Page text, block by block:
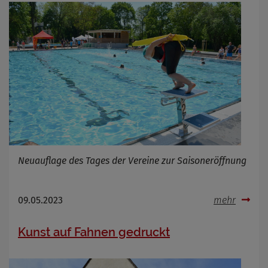
Neuauflage des Tages der Vereine zur Saisoneröffnung
09.05.2023 mehr
Kunst auf Fahnen gedruckt
Cookie Laufzeit
Infos schließen